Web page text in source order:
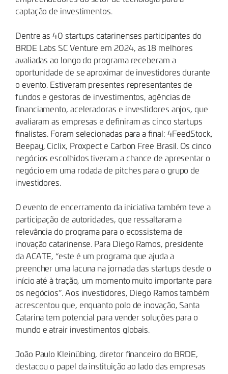
captação de investimentos.
Dentre as 40 startups catarinenses participantes do
BRDE Labs SC Venture em 2024, as 18 melhores
avaliadas ao longo do programa receberam a
oportunidade de se aproximar de investidores durante
o evento. Estiveram presentes representantes de
fundos e gestoras de investimentos, agências de
financiamento, aceleradoras e investidores anjos, que
avaliaram as empresas e definiram as cinco startups
finalistas. Foram selecionadas para a final: 4FeedStock,
Beepay, Ciclix, Proxpect e Carbon Free Brasil. Os cinco
negócios escolhidos tiveram a chance de apresentar o
negócio em uma rodada de pitches para o grupo de
investidores.
O evento de encerramento da iniciativa também teve a
participação de autoridades, que ressaltaram a
relevância do programa para o ecossistema de
inovação catarinense. Para Diego Ramos, presidente
da ACATE, “este é um programa que ajuda a
preencher uma lacuna na jornada das startups desde o
início até à tração, um momento muito importante para
os negócios”. Aos investidores, Diego Ramos também
acrescentou que, enquanto polo de inovação, Santa
Catarina tem potencial para vender soluções para o
mundo e atrair investimentos globais.
João Paulo Kleinübing, diretor financeiro do BRDE,
destacou o papel da instituição ao lado das empresas